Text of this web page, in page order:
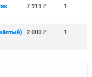
7 919 ₽ 1
2 000 ₽ 1